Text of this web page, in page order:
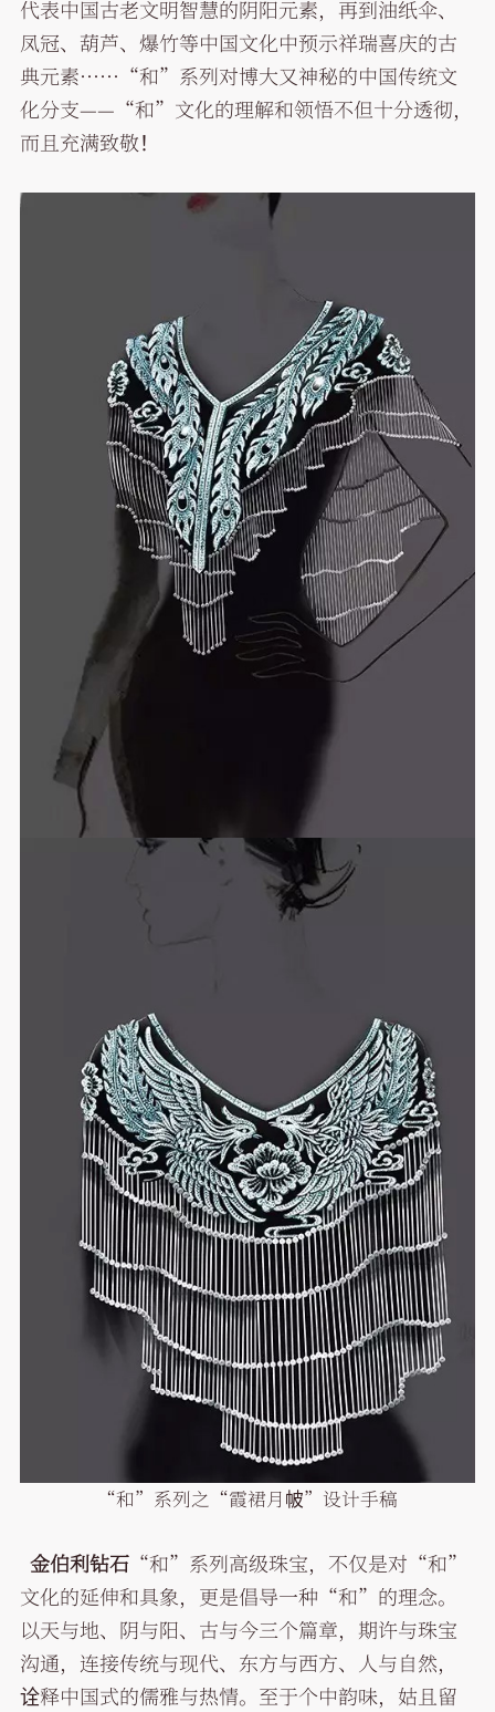
代表中国古老文明智慧的阴阳元素，再到油纸伞、
凤冠、葫芦、爆竹等中国文化中预示祥瑞喜庆的古
典元素……“和”系列对博大又神秘的中国传统文
化分支——“和”文化的理解和领悟不但十分透彻，
而且充满致敬！
“和”系列之“霞裙月帔”设计手稿
金伯利钻石“和”系列高级珠宝，不仅是对“和”
文化的延伸和具象，更是倡导一种“和”的理念。
以天与地、阴与阳、古与今三个篇章，期许与珠宝
沟通，连接传统与现代、东方与西方、人与自然，
诠释中国式的儒雅与热情。至于个中韵味，姑且留